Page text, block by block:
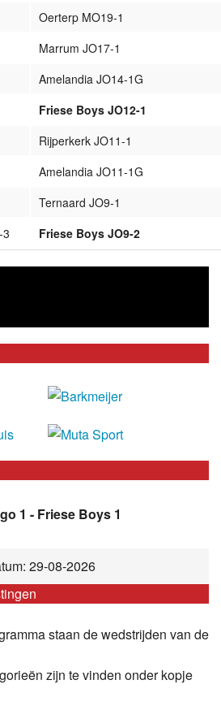
Oerterp MO19-1
Marrum JO17-1
Amelandia JO14-1G
Friese Boys JO12-1
Rijperkerk JO11-1
Amelandia JO11-1G
Ternaard JO9-1
Friese Boys JO9-2
1 - Friese Boys 1
29-08-2026
staan de wedstrijden van de
zijn te vinden onder kopje